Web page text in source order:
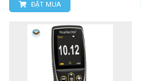
Email:
Website:
Xem thêm: Camera nhiệt
ĐẶT MUA